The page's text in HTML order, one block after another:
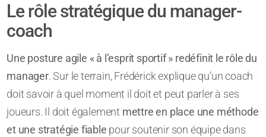
Le rôle stratégique du manager-
coach
Une posture agile « à l’esprit sportif » redéfinit le rôle du
manager. Sur le terrain, Frédérick explique qu’un coach
doit savoir à quel moment il doit et peut parler à ses
joueurs. Il doit également mettre en place une méthode
et une stratégie fiable pour soutenir son équipe dans